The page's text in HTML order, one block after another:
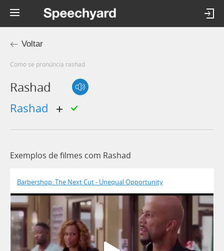
Voltar
Como se pronúncia rashad
Rashad
rashad
Exemplos de filmes com Rashad
Barbershop: The Next Cut - Unequal Opportunity